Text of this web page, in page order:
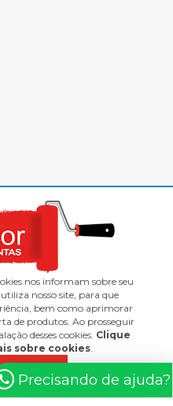
Precisando de ajuda?
0001-47
ERP Control Shop
os direitos reservados
nos informam sobre seu
nosso site, para que
bem como aprimorar
de produtos. Ao prosseguir
desses cookies. Clique
sobre cookies.